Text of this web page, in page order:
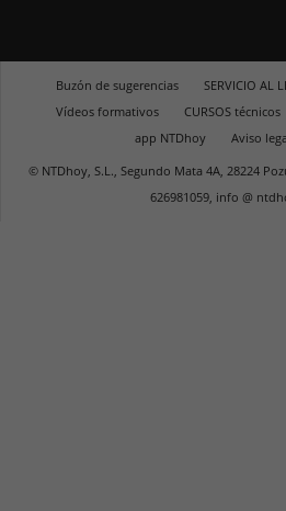
Buzón de sugerencias SERVICIO AL
Vídeos formativos
CURSOS técnicos
app NTDhoy
Aviso
© NTDhoy, S.L., Segundo Mata 4A, 28224
626981059, info @